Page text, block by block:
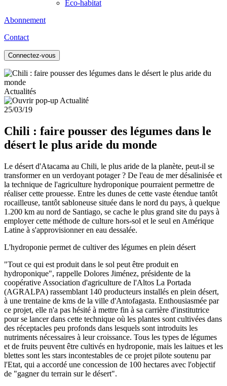
Eco-habitat
Abonnement
Contact
Connectez-vous
Actualités
25/03/19
Chili : faire pousser des légumes dans le
désert le plus aride du monde
Le désert d'Atacama au Chili, le plus aride de la planète, peut-il se
transformer en un verdoyant potager ? De l'eau de mer désalinisée et
la technique de l'agriculture hydroponique pourraient permettre de
réaliser cette prouesse. Entre les dunes de cette vaste étendue tantôt
rocailleuse, tantôt sabloneuse située dans le nord du pays, à quelque
1.200 km au nord de Santiago, se cache le plus grand site du pays à
employer cette méthode de culture hors-sol et le seul en Amérique
Latine à s'approvisionner en eau dessalée.
L'hydroponie permet de cultiver des légumes en plein désert
"Tout ce qui est produit dans le sol peut être produit en
hydroponique", rappelle Dolores Jiménez, présidente de la
coopérative Association d'agriculture de l'Altos La Portada
(AGRALPA) rassemblant 140 producteurs installés en plein désert,
à une trentaine de kms de la ville d'Antofagasta. Enthousiasmée par
ce projet, elle n'a pas hésité à mettre fin à sa carrière d'institutrice
pour se lancer dans cette technique où les plantes sont cultivées dans
des réceptacles peu profonds dans lesquels sont introduits les
nutriments nécessaires à leur croissance. Tous les types de légumes
et de fruits peuvent être cultivés en hydroponie, mais les laitues et les
blettes sont les stars incontestables de ce projet pilote soutenu par
l'Etat, qui a accordé une concession de 100 hectares avec l'objectif
de "gagner du terrain sur le désert".